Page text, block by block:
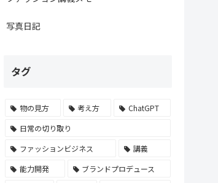
写真日記
タグ
物の見方 考え方
ChatGPT
日常の切り取り
ファッションビジネス
講義
能力開発
ブランドプロデュース